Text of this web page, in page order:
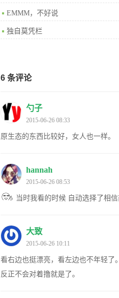
EMMM，不好说
独自莫凭栏
6 条评论
勺子
2015-06-26 08:33
原生态的东西比较好，女人也一样。
hannah
2015-06-26 08:53
当时我看的时候 自动选择了相
大致
2015-06-26 10:11
看右边也挺漂亮，看左边也不年轻了。
反正不会对着撸就是了。